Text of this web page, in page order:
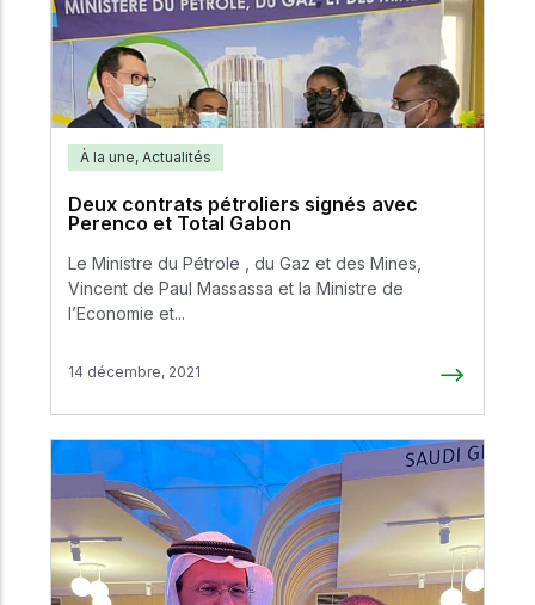
À la une, Actualités
Deux contrats pétroliers signés avec
Perenco et Total Gabon
Le Ministre du Pétrole , du Gaz et des Mines,
Vincent de Paul Massassa et la Ministre de
l’Economie et...
14 décembre, 2021